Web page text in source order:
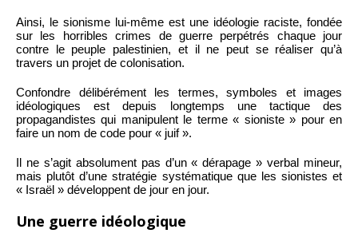
Ainsi, le sionisme lui-même est une idéologie raciste, fondée
sur les horribles crimes de guerre perpétrés chaque jour
contre le peuple palestinien, et il ne peut se réaliser qu’à
travers un projet de colonisation.
Confondre délibérément les termes, symboles et images
idéologiques est depuis longtemps une tactique des
propagandistes qui manipulent le terme « sioniste » pour en
faire un nom de code pour « juif ».
Il ne s’agit absolument pas d’un « dérapage » verbal mineur,
mais plutôt d’une stratégie systématique que les sionistes et
« Israël » développent de jour en jour.
Une guerre idéologique